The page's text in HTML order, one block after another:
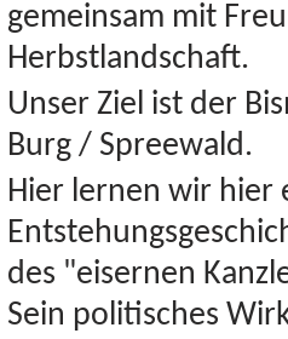
gemeinsam mit
Herbstlandschaft.
Unser Ziel ist der
Burg / Spreewald.
Hier lernen wir hier
des "eisernen
Sein politisches